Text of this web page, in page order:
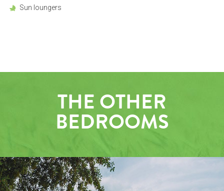
Sun loungers
THE OTHER
BEDROOMS